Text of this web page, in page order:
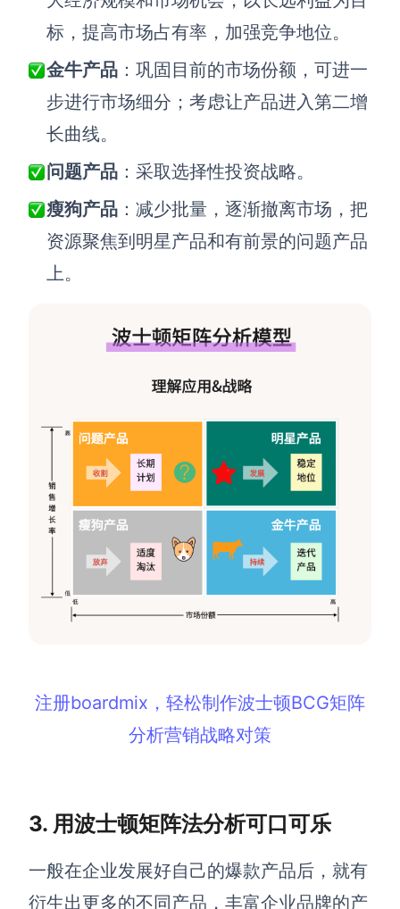
标，提高市场占有率，加强竞争地位。
金牛产品 ：巩固目前的市场份额，可进一
步进行市场细分；考虑让产品进入第二增
长曲线。
问题产品 ：采取选择性投资战略。
瘦狗产品 ：减少批量，逐渐撤离市场，把
资源聚焦到明星产品和有前景的问题产品
上。
注册boardmix，轻松制作波士顿BCG矩阵
分析营销战略对策
3. 用波士顿矩阵法分析可口可乐
一般在企业发展好自己的爆款产品后，就有
衍生出更多的不同产品，丰富企业品牌的产